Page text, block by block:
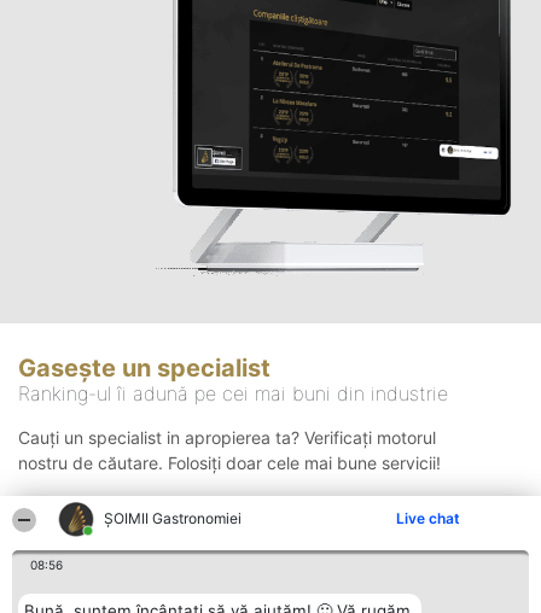
ȘOIMII Gastronomiei Live chat
08:56
Gasește un specialist
Ranking-ul îi adună pe cei mai buni din industrie
Cauți un specialist in apropierea ta? Verificați motorul
nostru de căutare. Folosiți doar cele mai bune servicii!